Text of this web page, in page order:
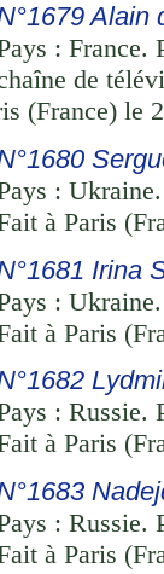
Alain
: France.
de
(France) le
:
à Paris
Irina
:
à Paris
: Russie.
à Paris
: Russie.
à Paris